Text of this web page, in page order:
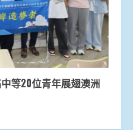
等20位青年展翅澳洲